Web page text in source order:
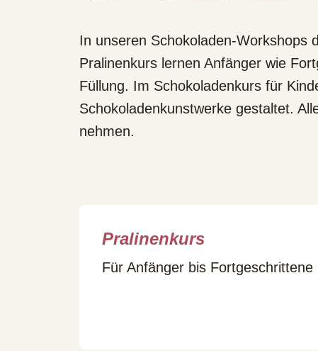
In unseren Schokoladen-Workshops
Pralinenkurs lernen Anfänger wie
Füllung. Im Schokoladenkurs für
Schokoladenkunstwerke gestaltet.
nehmen.
Pralinenkurs
Für Anfänger bis Fortgeschrittene